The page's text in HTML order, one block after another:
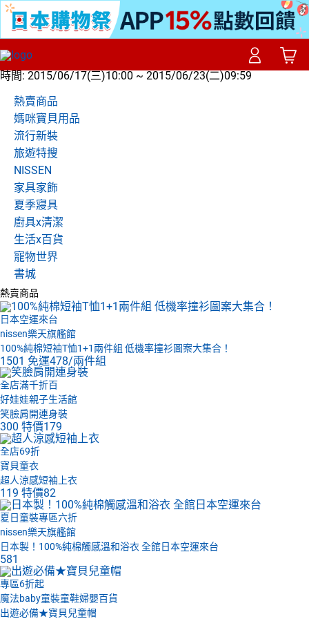
時間: 2015/06/17(三)10:00 ~ 2015/06/23(二)09:59
熱賣商品
媽咪寶貝用品
流行新裝
旅遊特搜
NISSEN
家具家飾
夏季寢具
廚具x清潔
生活x百貨
寵物世界
書城
熱賣商品
日本空運來台
nissen樂天旗艦館
100%純棉短袖T恤1+1兩件組 低機率撞衫圖案大集合！
1501 免運478/兩件組
全店滿千折百
好娃娃親子生活館
笑臉肩開連身裝
300 特價179
全店69折
寶貝童衣
超人涼感短袖上衣
119 特價82
夏日童裝專區六折
nissen樂天旗艦館
日本製！100%純棉觸感溫和浴衣 全館日本空運來台
581
專區6折起
魔法baby童裝童鞋婦嬰百貨
出遊必備★寶貝兒童帽